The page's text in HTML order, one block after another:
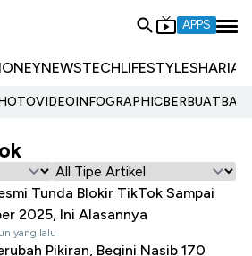
APPS
NEWSTECHLIFESTYLESHARIA
VIDEOINFOGRAPHIC
Tunda Blokir TikTok Sampai
2025, Ini Alasannya
yang lalu
Pikiran, Begini Nasib 170